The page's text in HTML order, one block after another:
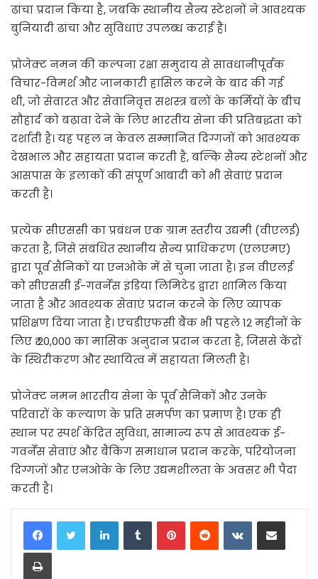
ढांचा प्रदान किया है, जबकि स्थानीय सैन्य स्टेशनों ने आवश्यक
बुनियादी ढांचा और सुविधाएं उपलब्‍ध कराई हैं।
प्रोजेक्ट नमन की कल्पना रक्षा समुदाय से सावधानीपूर्वक
विचार-विमर्श और जानकारी हासिल करने के बाद की गई
थी, जो सेवारत और सेवानिवृत्त सशस्त्र बलों के कर्मियों के बीच
सौहार्द को बढ़ावा देने के लिए भारतीय सेना की प्रतिबद्धता को
दर्शाती है। यह पहल न केवल सम्मानित दिग्गजों को आवश्यक
देखभाल और सहायता प्रदान करती है, बल्कि सैन्य स्टेशनों और
आसपास के इलाकों की संपूर्ण आबादी को भी सेवाएं प्रदान
करती है।
प्रत्येक सीएससी का प्रबंधन एक ग्राम स्तरीय उद्यमी (वीएलई)
करता है, जिसे संबंधित स्थानीय सैन्य प्राधिकरण (एलएमए)
द्वारा पूर्व सैनिकों या एनओके में से चुना जाता है। इन वीएलई
को सीएससी ई-गवर्नेंस इंडिया लिमिटेड द्वारा शामिल किया
जाता है और आवश्यक सेवाएं प्रदान करने के लिए व्यापक
प्रशिक्षण दिया जाता है। एचडीएफसी बैंक भी पहले 12 महीनों के
लिए ₹ 20,000 का मासिक अनुदान प्रदान करता है, जिससे केंद्रों
के स्थिरीकरण और स्थायित्व में सहायता मिलती है।
प्रोजेक्ट नमन भारतीय सेना के पूर्व सैनिकों और उनके
परिवारों के कल्याण के प्रति समर्पण का प्रमाण है। एक ही
स्थान पर स्पर्श केंद्रित सुविधा, सामान्य रूप से आवश्यक ई-
गवर्नेंस सेवाएं और बैंकिंग समाधान प्रदान करके, परियोजना
दिग्गजों और एनओके के लिए उद्यमशीलता के अवसर भी पैदा
करती है।
LinkedInTumblrPinterestReddit VKontakteShare via Email
Print